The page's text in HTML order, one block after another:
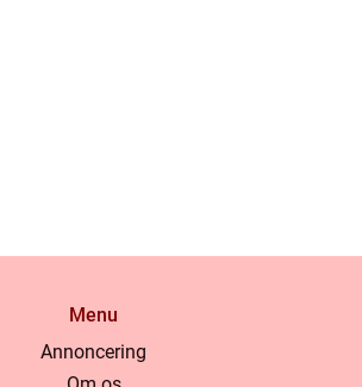
Menu
Annoncering